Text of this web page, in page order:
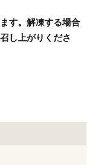
す。解凍する場合
し上がりくださ